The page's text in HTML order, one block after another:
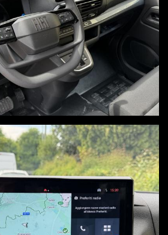
L'AUTO CHE
CERCHI?
contatteremo appena l'auto che cerchi
sarà disponibile